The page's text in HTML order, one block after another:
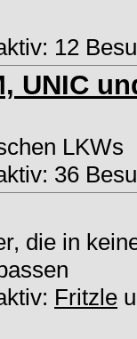
12
UNIC
LKWs
36
die in
Fritzle